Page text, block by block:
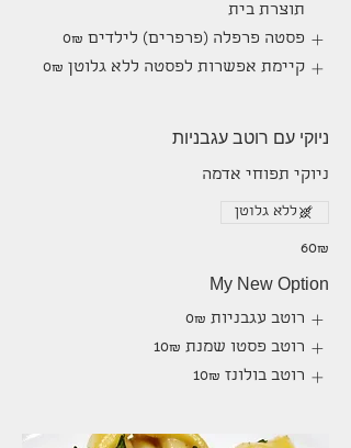
תוצרת בית
פסטה פרפלה (פרפרים) לילדים ‏0 ‏₪
קיימת אפשרות לפסטה ללא גלוטן ‏0 ‏₪
ניוקי עם רוטב עגבניות
ניוקי תפוחי אדמה
‏60 ‏₪
ללא גלוטן
My New Option
רוטב עגבניות ‏0 ‏₪
רוטב פסטו שמנת ‏10 ‏₪
רוטב בולונז ‏10 ‏₪